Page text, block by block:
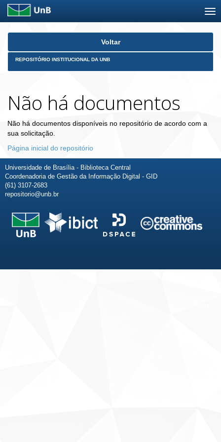
Skip
Voltar
REPOSITÓRIO INSTITUCIONAL DA UNB
Não há documentos
Não há documentos disponíveis no repositório de acordo com a
sua solicitação.
Página inicial do repositório
Universidade de Brasília - Biblioteca Central
Coordenadoria de Gestão da Informação Digital - GID
(61) 3107-2683
repositorio@unb.br